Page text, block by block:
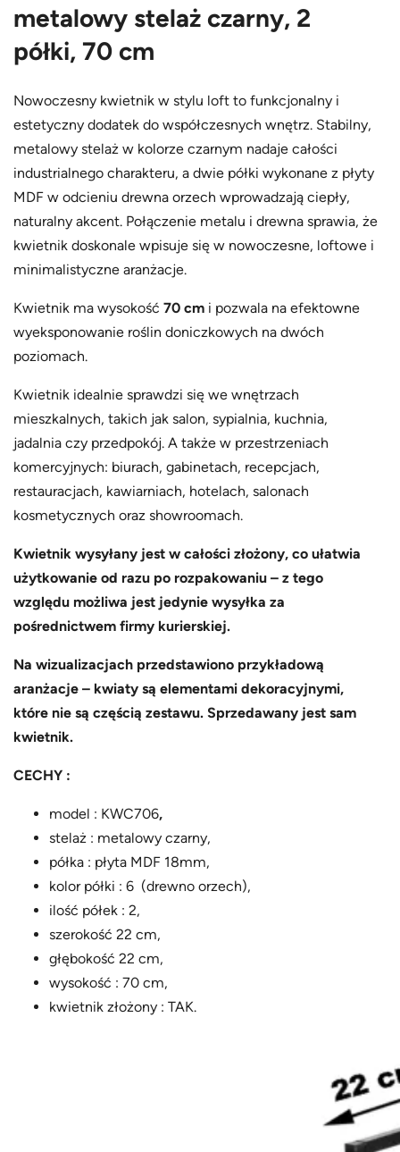
metalowy stelaż czarny, 2
półki, 70 cm
Nowoczesny kwietnik w stylu loft to funkcjonalny i
estetyczny dodatek do współczesnych wnętrz. Stabilny,
metalowy stelaż w kolorze czarnym nadaje całości
industrialnego charakteru, a dwie półki wykonane z płyty
MDF w odcieniu drewna orzech wprowadzają ciepły,
naturalny akcent. Połączenie metalu i drewna sprawia, że
kwietnik doskonale wpisuje się w nowoczesne, loftowe i
minimalistyczne aranżacje.
Kwietnik ma wysokość70 cm i pozwala na efektowne
wyeksponowanie roślin doniczkowych na dwóch
poziomach.
Kwietnik idealnie sprawdzi się we wnętrzach
mieszkalnych, takich jak salon, sypialnia, kuchnia,
jadalnia czy przedpokój. A także w przestrzeniach
komercyjnych: biurach, gabinetach, recepcjach,
restauracjach, kawiarniach, hotelach, salonach
kosmetycznych oraz showroomach.
Kwietnik wysyłany jest w całości złożony, co ułatwia
użytkowanie od razu po rozpakowaniu – z tego
względu możliwa jest jedynie wysyłka za
pośrednictwem firmy kurierskiej.
Na wizualizacjach przedstawiono przykładową
aranżacje – kwiaty są elementami dekoracyjnymi,
które nie są częścią zestawu. Sprzedawany jest sam
kwietnik.
CECHY :
model : KWC706,
stelaż : metalowy czarny,
półka : płyta MDF 18mm,
kolor półki : 6 (drewno orzech),
ilość półek : 2,
szerokość 22 cm,
głębokość 22 cm,
wysokość : 70 cm,
kwietnik złożony : TAK.